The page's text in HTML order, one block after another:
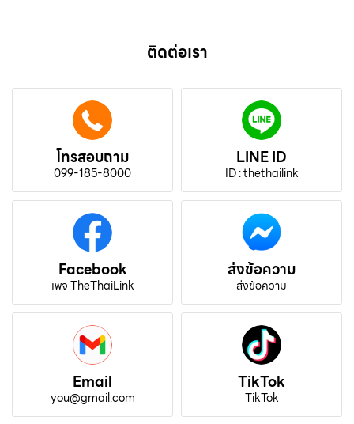
ติดต่อเรา
โทรสอบถาม
099-185-8000
LINE ID
ID : thethailink
Facebook
เพจ TheThaiLink
ส่งข้อความ
ส่งข้อความ
Email
you@gmail.com
TikTok
TikTok